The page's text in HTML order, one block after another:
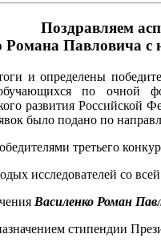
Поздравляем
Романа Павловича с
и определены
по очной
развития Российской
было подано по
третьего
исследователей со
Василенко Роман
стипендии